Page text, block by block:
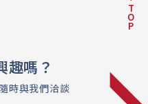
趣嗎？
時與我們洽談
T
O
P